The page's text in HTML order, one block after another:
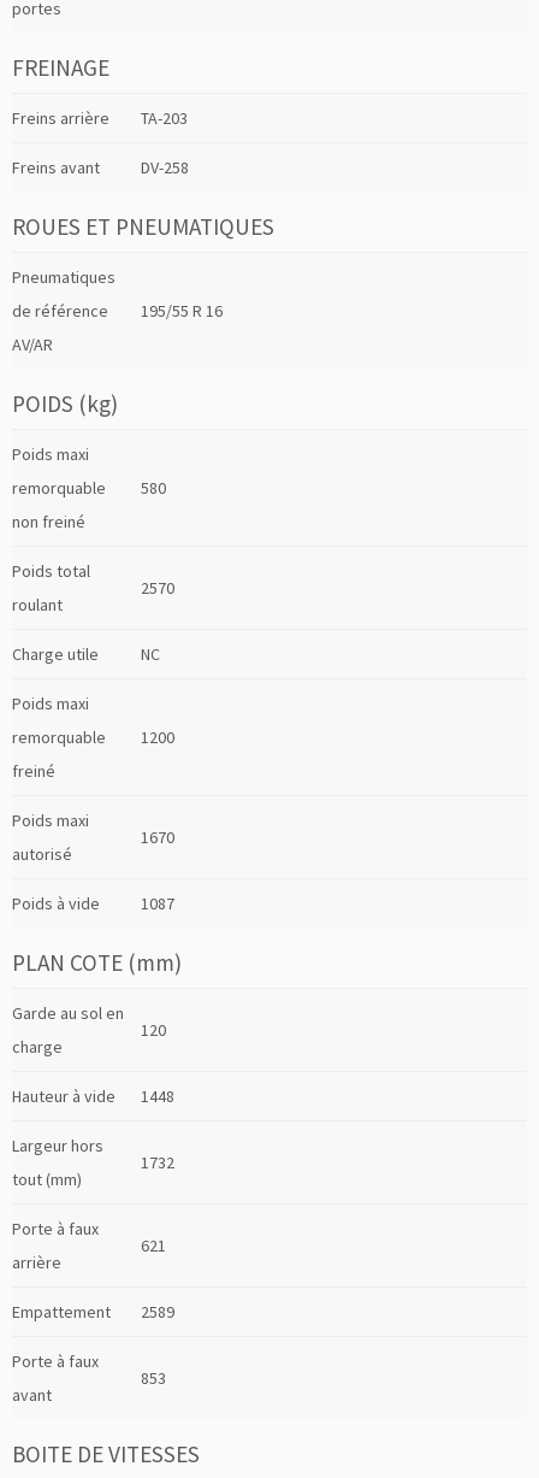
portes
FREINAGE
Freins arrière TA-203
Freins avant DV-258
ROUES ET PNEUMATIQUES
Pneumatiques
de référence
AV/AR
195/55 R 16
POIDS (kg)
Poids maxi
remorquable
non freiné
580
Poids total
roulant
2570
Charge utile NC
Poids maxi
remorquable
freiné
1200
Poids maxi
autorisé
1670
Poids à vide 1087
PLAN COTE (mm)
Garde au sol en
charge
120
Hauteur à vide 1448
Largeur hors
tout (mm)
1732
Porte à faux
arrière
621
Empattement 2589
Porte à faux
avant
853
BOITE DE VITESSES